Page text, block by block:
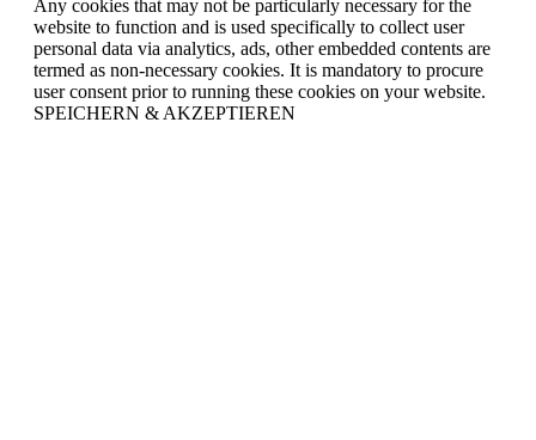
Any cookies that may not be particularly necessary for the
website to function and is used specifically to collect user
personal data via analytics, ads, other embedded contents are
termed as non-necessary cookies. It is mandatory to procure
user consent prior to running these cookies on your website.
SPEICHERN & AKZEPTIEREN